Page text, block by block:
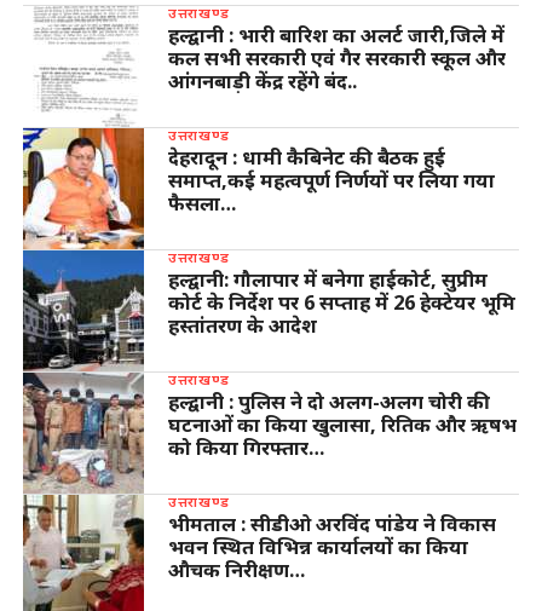
उत्तराखण्ड
हल्द्वानी : भारी बारिश का अलर्ट जारी,जिले में
कल सभी सरकारी एवं गैर सरकारी स्कूल और
आंगनबाड़ी केंद्र रहेंगे बंद..
उत्तराखण्ड
देहरादून : धामी कैबिनेट की बैठक हुई
समाप्त,कई महत्वपूर्ण निर्णयों पर लिया गया
फैसला…
उत्तराखण्ड
हल्द्वानी: गौलापार में बनेगा हाईकोर्ट, सुप्रीम
कोर्ट के निर्देश पर 6 सप्ताह में 26 हेक्टेयर भूमि
हस्तांतरण के आदेश
उत्तराखण्ड
हल्द्वानी : पुलिस ने दो अलग-अलग चोरी की
घटनाओं का किया खुलासा, रितिक और ऋषभ
को किया गिरफ्तार…
उत्तराखण्ड
भीमताल : सीडीओ अरविंद पांडेय ने विकास
भवन स्थित विभिन्न कार्यालयों का किया
औचक निरीक्षण…